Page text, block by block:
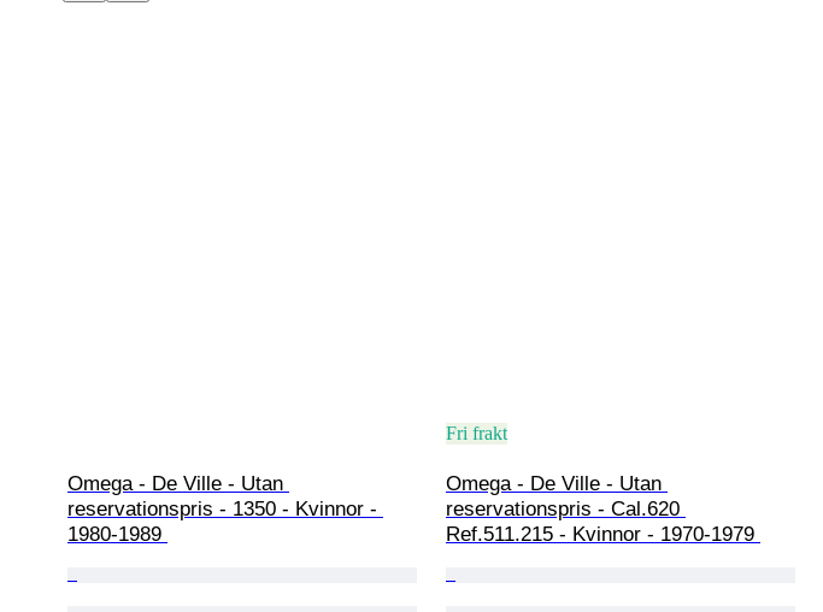
Omega - De Ville - Utan
reservationspris - 1350 - Kvinnor -
1980-1989
Fri frakt
Omega - De Ville - Utan
reservationspris - Cal.620
Ref.511.215 - Kvinnor - 1970-1979